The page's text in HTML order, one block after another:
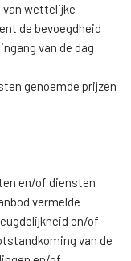
van wettelijke
de bevoegdheid
van de dag
genoemde prijzen
en/of diensten
vermelde
en/of
van de